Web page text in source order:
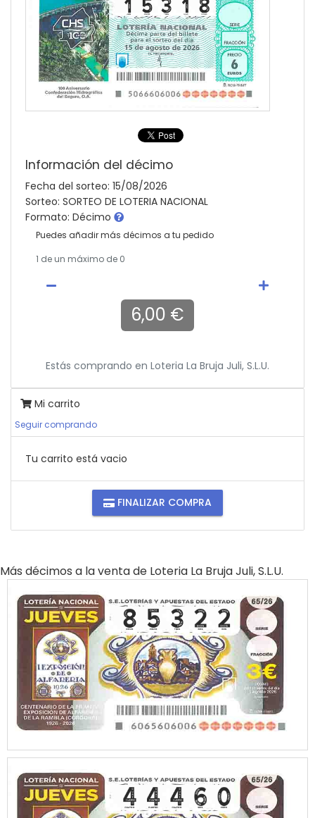
Información del décimo
Fecha del sorteo: 15/08/2026
Sorteo: SORTEO DE LOTERIA NACIONAL
Formato: Décimo
Puedes añadir más décimos a tu pedido
1 de un máximo de 0
6,00 €
Estás comprando en Loteria La Bruja Juli, S.l.u.
Mi carrito
Seguir comprando
Tu carrito está vacio
FINALIZAR COMPRA
Más décimos a la venta de Loteria La Bruja Juli, S.l.u.